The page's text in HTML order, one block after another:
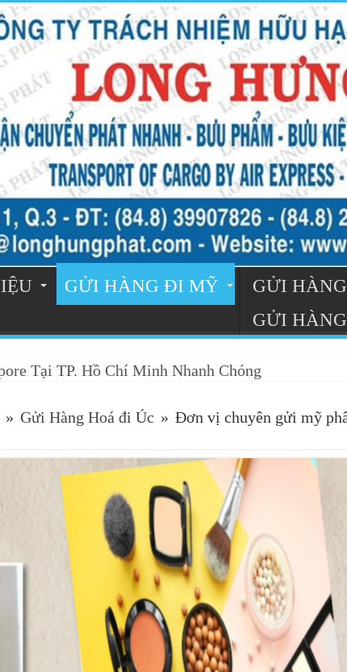
GỬI HÀNG ĐI MỸ GỬI
GỬI
Tại TP. Hồ Chí Minh Nhanh Chóng
» Gửi Hàng Hoá đi Úc » Đơn vị chuyên gửi mỹ